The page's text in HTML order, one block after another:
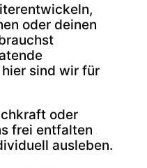
oder deinen
sind wir für
oder
frei entfalten
ausleben.